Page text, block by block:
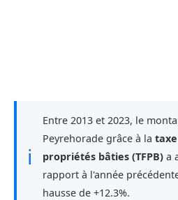
ℹ
Entre 2013 et 2023, le
Peyrehorade grâce à la
propriétés bâties (TFPB) a
rapport à l'année
hausse de +12.3%.